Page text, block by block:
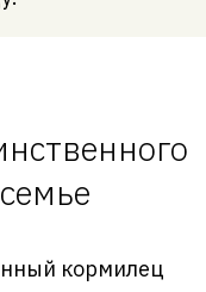
кормилец